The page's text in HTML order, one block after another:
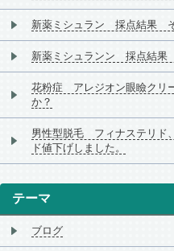
新薬ミシュラン 採点結果
新薬ミシュランン 採点結
花粉症 アレジオン眼瞼クリ
か？
男性型脱毛 フィナステリド
ド値下げしました。
テーマ
ブログ